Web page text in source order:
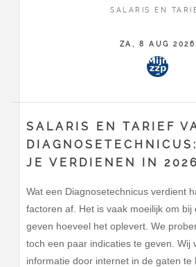
BoekhoudingSALARIS EN
ZA, 8 AUG 2026
SALARIS EN TARIEF
JE VERDIENEN IN
Wat een Diagnosetechnicus verdient
factoren af. Het is vaak moeilijk om bij
geven hoeveel het oplevert. We
toch een paar indicaties te geven. Wij
informatie door internet in de gaten te